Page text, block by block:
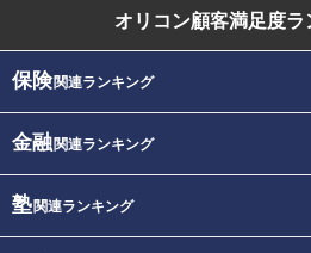
オリコン顧客満足度ラ
保険関連ランキング
金融関連ランキング
塾関連ランキング